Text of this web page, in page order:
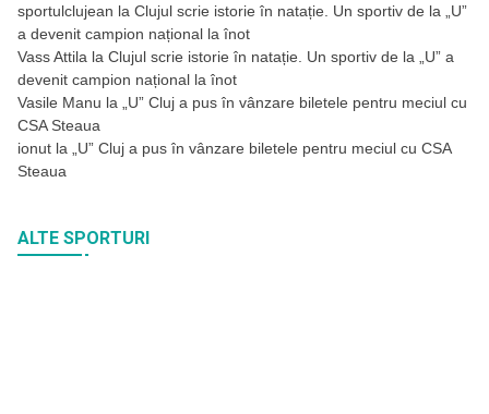
sportulclujean la Clujul scrie istorie în natație. Un sportiv de la „U”
a devenit campion național la înot
Vass Attila la Clujul scrie istorie în natație. Un sportiv de la „U” a
devenit campion național la înot
Vasile Manu la
„U” Cluj a pus în vânzare biletele pentru meciul cu
CSA Steaua
ionut la
„U” Cluj a pus în vânzare biletele pentru meciul cu CSA
Steaua
ALTE SPORTURI